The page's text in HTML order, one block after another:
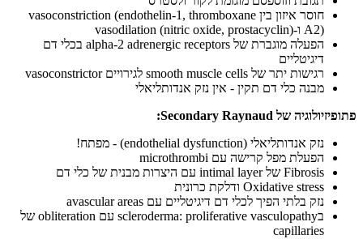
חוסר איזון בין vasoconstriction (endothelin-1, thromboxane
A2) ו-vasodilation (nitric oxide, prostacyclin)
הפעלה מוגברת של alpha-2 adrenergic receptors בכלי דם
דיגיטליים
רגישות יתר של smooth muscle cells לגירויים vasoconstrictor
מבנה כלי דם תקין - אין נזק אנדותליאלי
פתופיזיולוגיה של Secondary Raynaud:
נזק אנדותליאלי (endothelial dysfunction) - מפתח!
הפעלת מפל קרישה עם microthrombi
Fibrosis של intimal layer עם היצרות מבנית של כלי דם
Oxidative stress ודלקת כרונית
נזק בלתי הפיך לכלי דם דיגיטליים עם avascular areas
בscleroderma: proliferative vasculopathy עם obliteration של
capillaries